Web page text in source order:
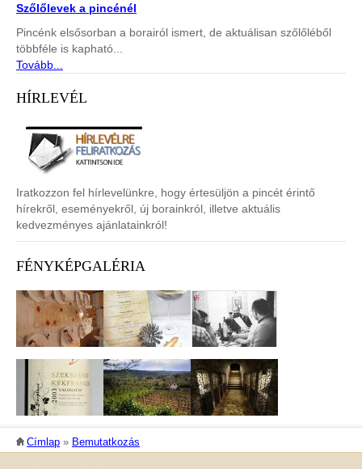
Szőlőlevek a pincénél
Pincénk elsősorban a borairól ismert, de aktuálisan szőlőléből
többféle is kapható...
Tovább...
HÍRLEVÉL
Iratkozzon fel hírlevelünkre, hogy értesüljön a pincét érintő
hírekről, eseményekről, új borainkról, illetve aktuális
kedvezményes ajánlatainkról!
FÉNYKÉPGALÉRIA
JELENLEGI HELY
Címlap » Bemutatkozás